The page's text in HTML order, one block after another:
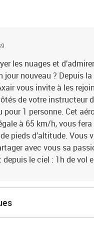
les nuages et
jour nouveau ? Depuis
vous invite à les
de votre instructeur
pour 1 personne. Cet
à 65 km/h, vous
pieds d’altitude.
avec vous sa
depuis le ciel : 1h de vol